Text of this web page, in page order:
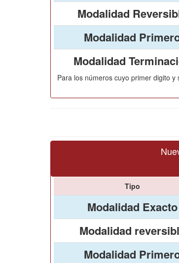
Modalidad
Modalidad
Modalidad
Para los números cuyo primer digito
Tipo
Modalidad Exacto
Modalidad
Modalidad